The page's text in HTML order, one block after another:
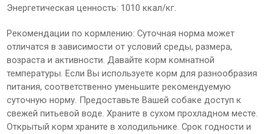
Энергетическая ценность: 1010 ккал/кг.
Рекомендации по кормлению: Суточная норма может
отличатся в зависимости от условий среды, размера,
возраста и активности. Давайте корм комнатной
температуры. Если Вы используете корм для разнообразия
питания, соответственно уменьшите рекомендуемую
суточную норму. Предоставьте Вашей собаке доступ к
свежей питьевой воде. Храните в сухом прохладном месте.
Открытый корм храните в холодильнике. Срок годности и